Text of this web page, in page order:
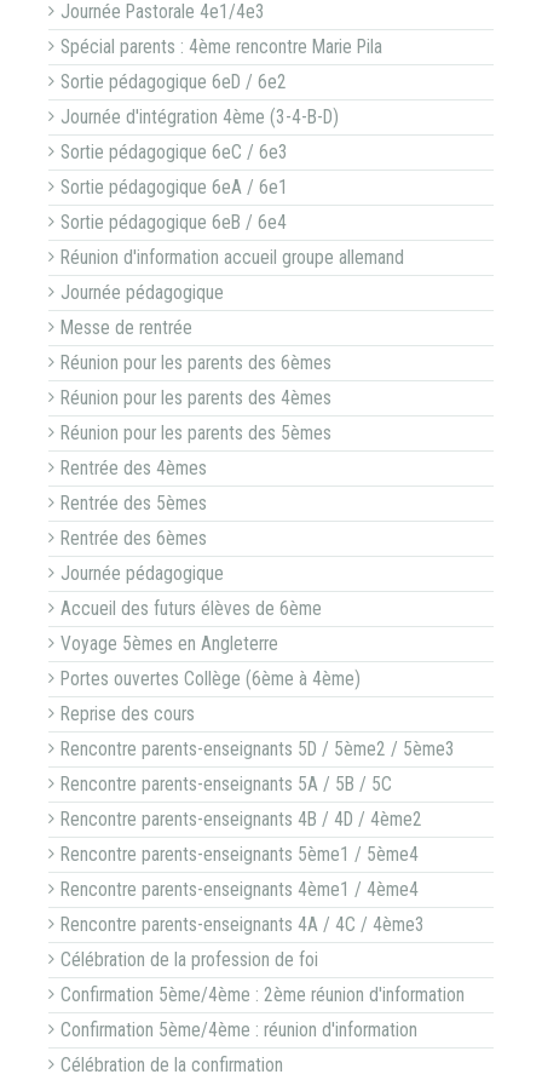
Journée Pastorale 4e1/4e3
Spécial parents : 4ème rencontre Marie Pila
Sortie pédagogique 6eD / 6e2
Journée d'intégration 4ème (3-4-B-D)
Sortie pédagogique 6eC / 6e3
Sortie pédagogique 6eA / 6e1
Sortie pédagogique 6eB / 6e4
Réunion d'information accueil groupe allemand
Journée pédagogique
Messe de rentrée
Réunion pour les parents des 6èmes
Réunion pour les parents des 4èmes
Réunion pour les parents des 5èmes
Rentrée des 4èmes
Rentrée des 5èmes
Rentrée des 6èmes
Journée pédagogique
Accueil des futurs élèves de 6ème
Voyage 5èmes en Angleterre
Portes ouvertes Collège (6ème à 4ème)
Reprise des cours
Rencontre parents-enseignants 5D / 5ème2 / 5ème3
Rencontre parents-enseignants 5A / 5B / 5C
Rencontre parents-enseignants 4B / 4D / 4ème2
Rencontre parents-enseignants 5ème1 / 5ème4
Rencontre parents-enseignants 4ème1 / 4ème4
Rencontre parents-enseignants 4A / 4C / 4ème3
Célébration de la profession de foi
Confirmation 5ème/4ème : 2ème réunion d'information
Confirmation 5ème/4ème : réunion d'information
Célébration de la confirmation